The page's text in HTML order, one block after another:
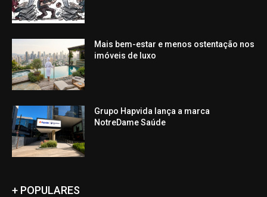
Mais bem-estar e menos ostentação nos
imóveis de luxo
Grupo Hapvida lança a marca
NotreDame Saúde
+ POPULARES